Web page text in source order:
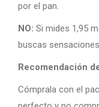
por el pan.
NO: Si mides 1,95
buscas
Recomendación
Cómprala con el